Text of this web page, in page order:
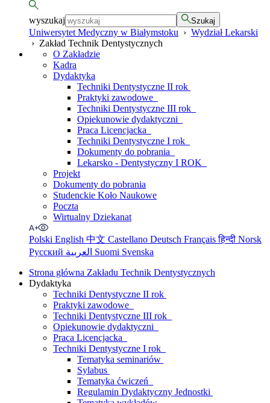
wyszukaj Szukaj
Uniwersytet Medyczny w Białymstoku › Wydział Lekarski
› Zakład Technik Dentystycznych
O Zakładzie
Kadra
Dydaktyka
Techniki Dentystyczne II rok
Praktyki zawodowe
Techniki Dentystyczne III rok
Opiekunowie dydaktyczni
Praca Licencjacka
Techniki Dentystyczne I rok
Dokumenty do pobrania
Lekarsko - Dentystyczny I ROK
Projekt
Dokumenty do pobrania
Studenckie Koło Naukowe
Poczta
Wirtualny Dziekanat
Polski English 中文 Castellano Deutsch Françaisहिन्दी Norsk
Русский
Suomi Svenska
Strona główna Zakładu Technik Dentystycznych
Dydaktyka
Techniki Dentystyczne II rok
Praktyki zawodowe
Techniki Dentystyczne III rok
Opiekunowie dydaktyczni
Praca Licencjacka
Techniki Dentystyczne I rok
Tematyka seminariów
Sylabus
Tematyka ćwiczeń
Regulamin Dydaktyczny Jednostki